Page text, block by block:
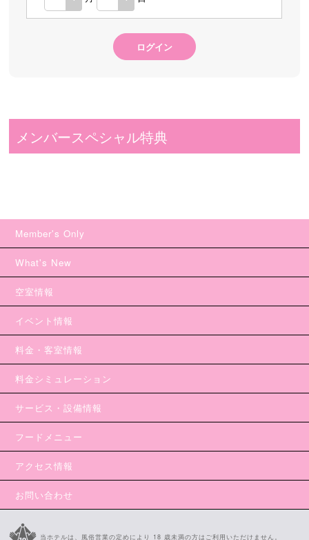
メンバースペシャル特典
Member's Only
What's New
空室情報
イベント情報
料金・客室情報
料金シミュレーション
サービス・設備情報
フードメニュー
アクセス情報
お問い合わせ
当ホテルは、風俗営業の定めにより 18 歳未満の方はご利用いただけません。